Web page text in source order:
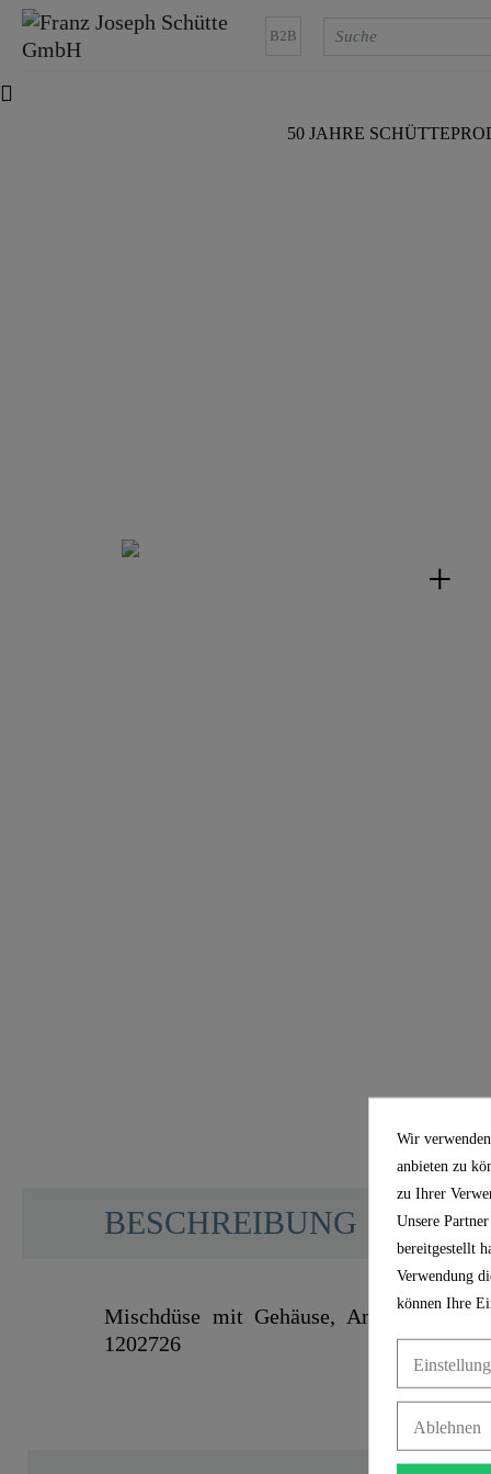
B2B
50 JAHRE SCHÜTTE
BESCHREIBUNG
Mischdüse mit Gehäuse, Anthrazit
1202726
Wir
anbieten zu
zu Ihrer
Unsere
bereitgestellt
Verwendung
können Ihre
Ablehnen